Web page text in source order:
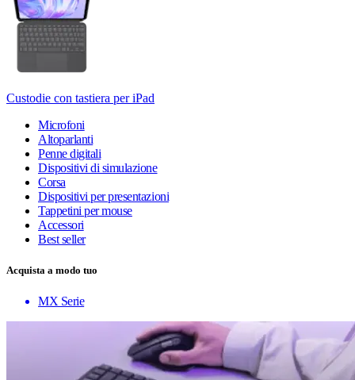
Custodie con tastiera per iPad
Microfoni
Altoparlanti
Penne digitali
Dispositivi di simulazione
Corsa
Dispositivi per presentazioni
Tappetini per mouse
Accessori
Best seller
Acquista a modo tuo
MX Serie